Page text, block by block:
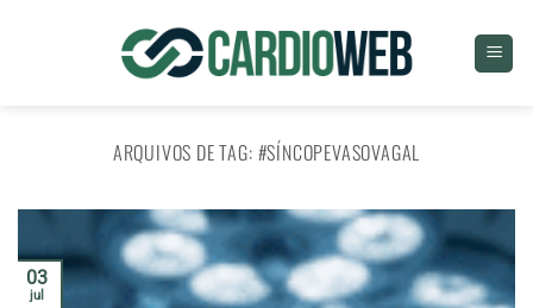
ARQUIVOS DE TAG: #SÍNCOPEVASOVAGAL
03
jul